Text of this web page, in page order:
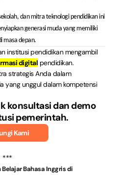
dan mitra teknologi pendidikan ini
generasi muda yang memiliki
masa depan.
institusi pendidikan mengambil
digital pendidikan.
strategis Anda dalam
yang unggul dalam kompetensi
konsultasi dan demo
pemerintah.
Kami
***
Bahasa Inggris di